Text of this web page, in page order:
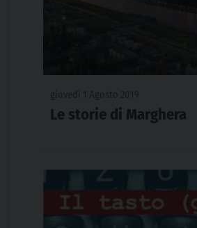
Le storie di Marghera